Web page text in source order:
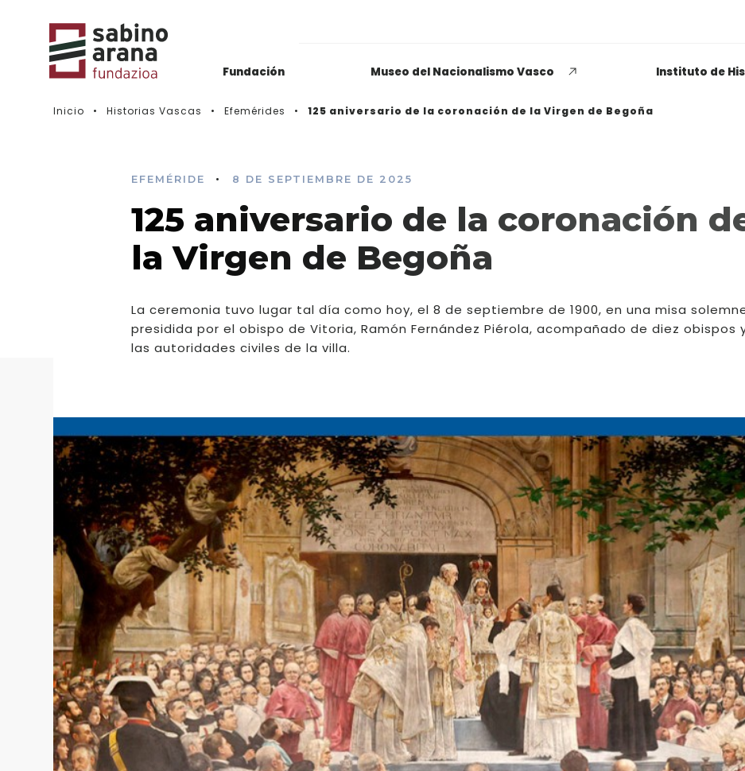
Fundación Museo del Nacionalismo Vasco Instituto de
Biblioteca & Hemeroteca
Histórico de convocatorias
Opiniones dispares
respecto a lo que significa
ser político o política
LEER MÁS
Inicio Historias Vascas Efemérides 125 aniversario de la coronación de la Virgen de Begoña
EFEMÉRIDE • 8 DE SEPTIEMBRE DE 2025
125 aniversario de la coronación
la Virgen de Begoña
La ceremonia tuvo lugar tal día como hoy, el 8 de septiembre de 1900, en una misa
presidida por el obispo de Vitoria, Ramón Fernández Piérola, acompañado de diez obispos
las autoridades civiles de la villa.